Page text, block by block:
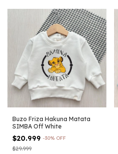
Buzo Friza Hakuna Matata
SIMBA Off White
$20.999 -30% OFF
$29.999